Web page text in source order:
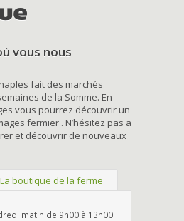
vous nous
fait des marchés
de la Somme. En
vous pourrez découvrir un
fermier . N’hésitez pas a
et découvrir de nouveaux
La boutique de la ferme
matin de 9h00 à 13h00